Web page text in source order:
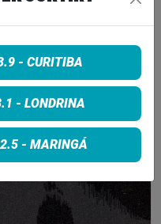
Ler Mais >
- CURITIBA
- LONDRINA
- MARINGÁ